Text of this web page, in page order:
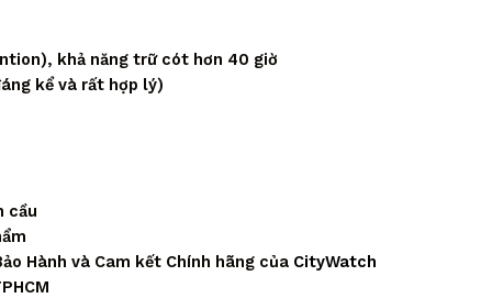
khả năng trữ cót hơn 40 giờ
kể và rất hợp lý)
cầu
Hành và Cam kết Chính hãng của CityWatch